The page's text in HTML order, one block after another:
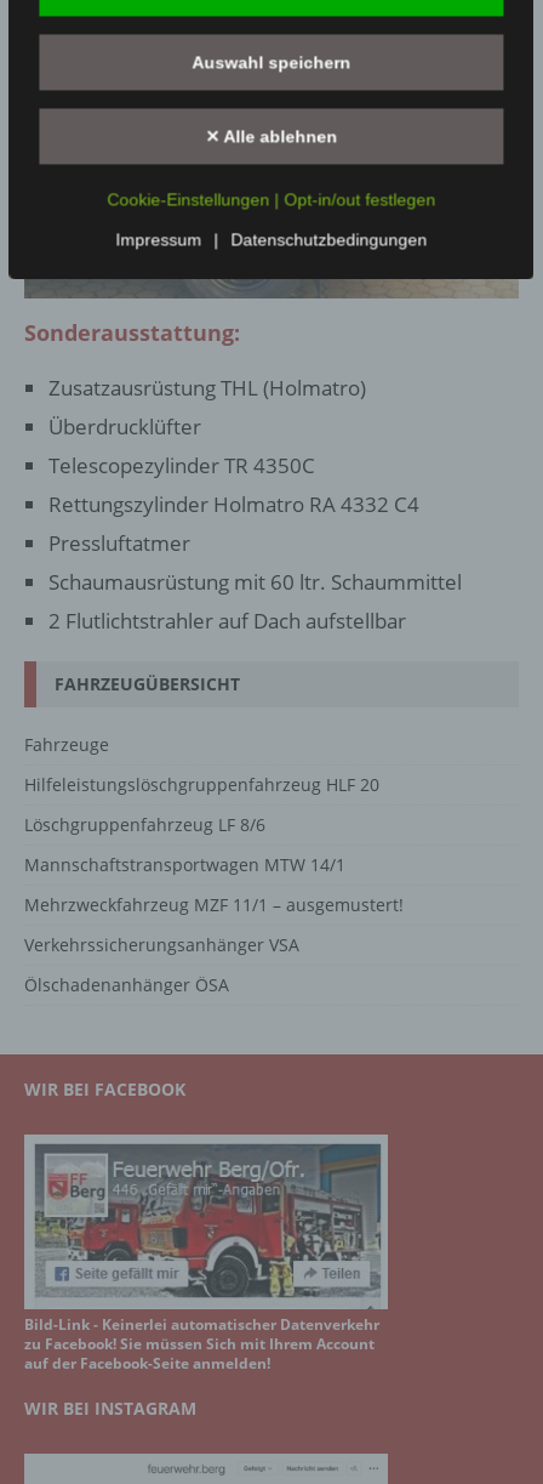
Sonderausstattung:
Zusatzausrüstung THL (Holmatro)
Überdrucklüfter
Telescopezylinder TR 4350C
Rettungszylinder Holmatro RA 4332 C4
Pressluftatmer
Schaumausrüstung mit 60 ltr. Schaummittel
2 Flutlichtstrahler auf Dach aufstellbar
FAHRZEUGÜBERSICHT
Fahrzeuge
Hilfeleistungslöschgruppenfahrzeug HLF 20
Löschgruppenfahrzeug LF 8/6
Mannschaftstransportwagen MTW 14/1
Mehrzweckfahrzeug MZF 11/1 – ausgemustert!
Verkehrssicherungsanhänger VSA
Ölschadenanhänger ÖSA
WIR BEI FACEBOOK
Bild-Link - Keinerlei automatischer Datenverkehr
zu Facebook! Sie müssen Sich mit Ihrem Account
auf der Facebook-Seite anmelden!
WIR BEI INSTAGRAM
Auswahl speichern
✕ Alle ablehnen
Cookie-Einstellungen | Opt-in/out festlegen
Impressum | Datenschutzbedingungen